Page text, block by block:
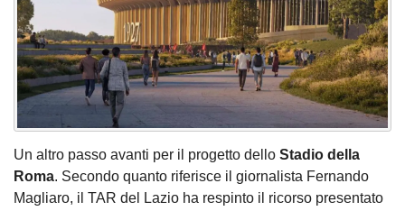
Un altro passo avanti per il progetto dello Stadio della
Roma. Secondo quanto riferisce il giornalista Fernando
Magliaro, il TAR del Lazio ha respinto il ricorso presentato